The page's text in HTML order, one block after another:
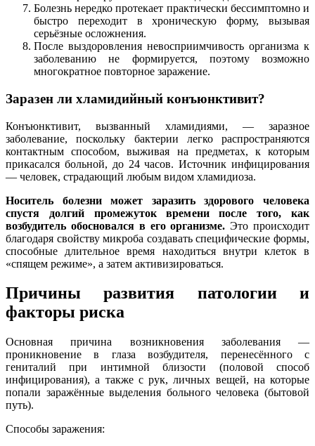
Болезнь нередко протекает практически бессимптомно и
быстро переходит в хроническую форму, вызывая
серьёзные осложнения.
После выздоровления невосприимчивость организма к
заболеванию не формируется, поэтому возможно
многократное повторное заражение.
Заразен ли хламидийный конъюнктивит?
Конъюнктивит, вызванный хламидиями, — заразное
заболевание, поскольку бактерии легко распространяются
контактным способом, выживая на предметах, к которым
прикасался больной, до 24 часов. Источник инфицирования
— человек, страдающий любым видом хламидиоза.
Носитель болезни может заразить здорового человека
спустя долгий промежуток времени после того, как
возбудитель обосновался в его организме. Это происходит
благодаря свойству микроба создавать специфические формы,
способные длительное время находиться внутри клеток в
«спящем режиме», а затем активизироваться.
Причины развития патологии и
факторы риска
Основная причина возникновения заболевания —
проникновение в глаза возбудителя, перенесённого с
гениталий при интимной близости (половой способ
инфицирования), а также с рук, личных вещей, на которые
попали заражённые выделения больного человека (бытовой
путь).
Способы заражения: